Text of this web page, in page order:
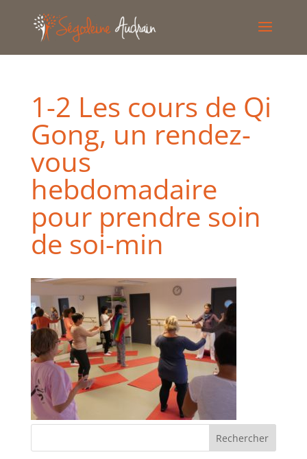
1-2 Les cours de Qi
Gong, un rendez-
vous
hebdomadaire
pour prendre soin
de soi-min